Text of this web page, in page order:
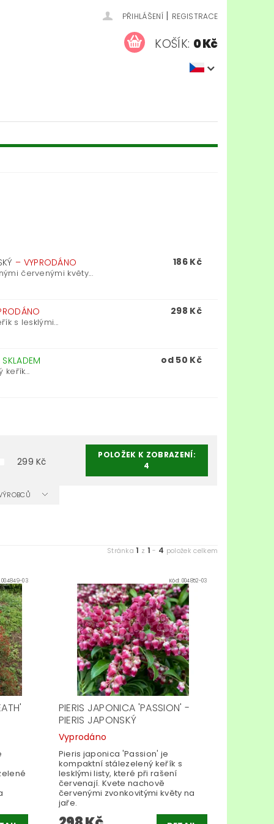
PŘIHLÁŠENÍ | REGISTRACE
KOŠÍK: 0 Kč
– VYPRODÁNO
červenými květy...
186 Kč
s lesklými...
298 Kč
SKLADEM od 50 Kč
299 Kč
POLOŽEK K ZOBRAZENÍ:
4
Stránka1 z 1 - 4 položek celkem
004849-03 Kód: 004852-03
PIERIS JAPONICA 'PASSION' -
PIERIS JAPONSKÝ
Vyprodáno
Pieris japonica 'Passion' je
kompaktní stálezelený keřík s
lesklými listy, které při rašení
červenají. Kvete nachově
červenými zvonkovitými květy na
jaře.